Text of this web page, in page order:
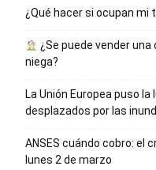
¿Qué hacer si ocupan mi
¿Se puede vender
niega?
La Unión Europea puso
desplazados por las
ANSES cuándo cobro: el
lunes 2 de marzo